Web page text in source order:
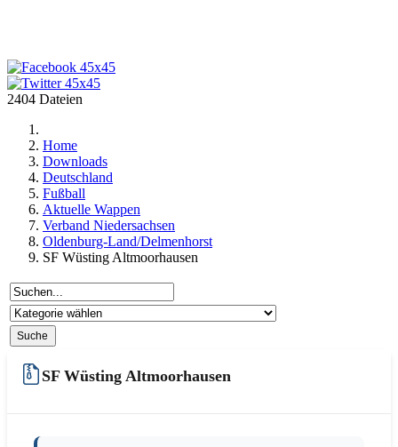
2404 Dateien
Home
Downloads
Deutschland
Fußball
Aktuelle Wappen
Verband Niedersachsen
Oldenburg-Land/Delmenhorst
SF Wüsting Altmoorhausen
SF Wüsting Altmoorhausen